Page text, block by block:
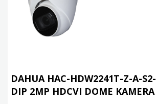
DAHUA HAC-HDW2241T-Z-A-S2-
DIP 2MP HDCVI DOME KAMERA